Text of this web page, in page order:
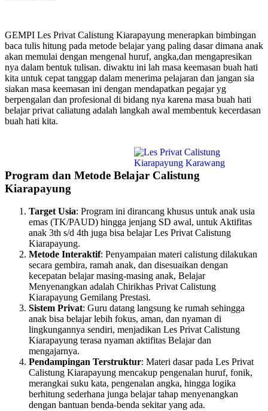
GEMPI Les Privat Calistung Kiarapayung menerapkan bimbingan
baca tulis hitung pada metode belajar yang paling dasar dimana anak
akan memulai dengan mengenal huruf, angka,dan mengapresikan
nya dalam bentuk tulisan. diwaktu ini lah masa keemasan buah hati
kita untuk cepat tanggap dalam menerima pelajaran dan jangan sia
siakan masa keemasan ini dengan mendapatkan pegajar yg
berpengalan dan profesional di bidang nya karena masa buah hati
belajar privat caliatung adalah langkah awal membentuk kecerdasan
buah hati kita.
Program dan Metode Belajar Calistung
Kiarapayung
Target Usia: Program ini dirancang khusus untuk anak usia
emas (TK/PAUD) hingga jenjang SD awal, untuk Aktifitas
anak 3th s/d 4th juga bisa belajar Les Privat Calistung
Kiarapayung.
Metode Interaktif: Penyampaian materi calistung dilakukan
secara gembira, ramah anak, dan disesuaikan dengan
kecepatan belajar masing-masing anak, Belajar
Menyenangkan adalah Chirikhas Privat Calistung
Kiarapayung Gemilang Prestasi.
Sistem Privat: Guru datang langsung ke rumah sehingga
anak bisa belajar lebih fokus, aman, dan nyaman di
lingkungannya sendiri, menjadikan Les Privat Calistung
Kiarapayung terasa nyaman aktifitas Belajar dan
mengajarnya.
Pendampingan Terstruktur: Materi dasar pada Les Privat
Calistung Kiarapayung mencakup pengenalan huruf, fonik,
merangkai suku kata, pengenalan angka, hingga logika
berhitung sederhana junga belajar tahap menyenangkan
dengan bantuan benda-benda sekitar yang ada.